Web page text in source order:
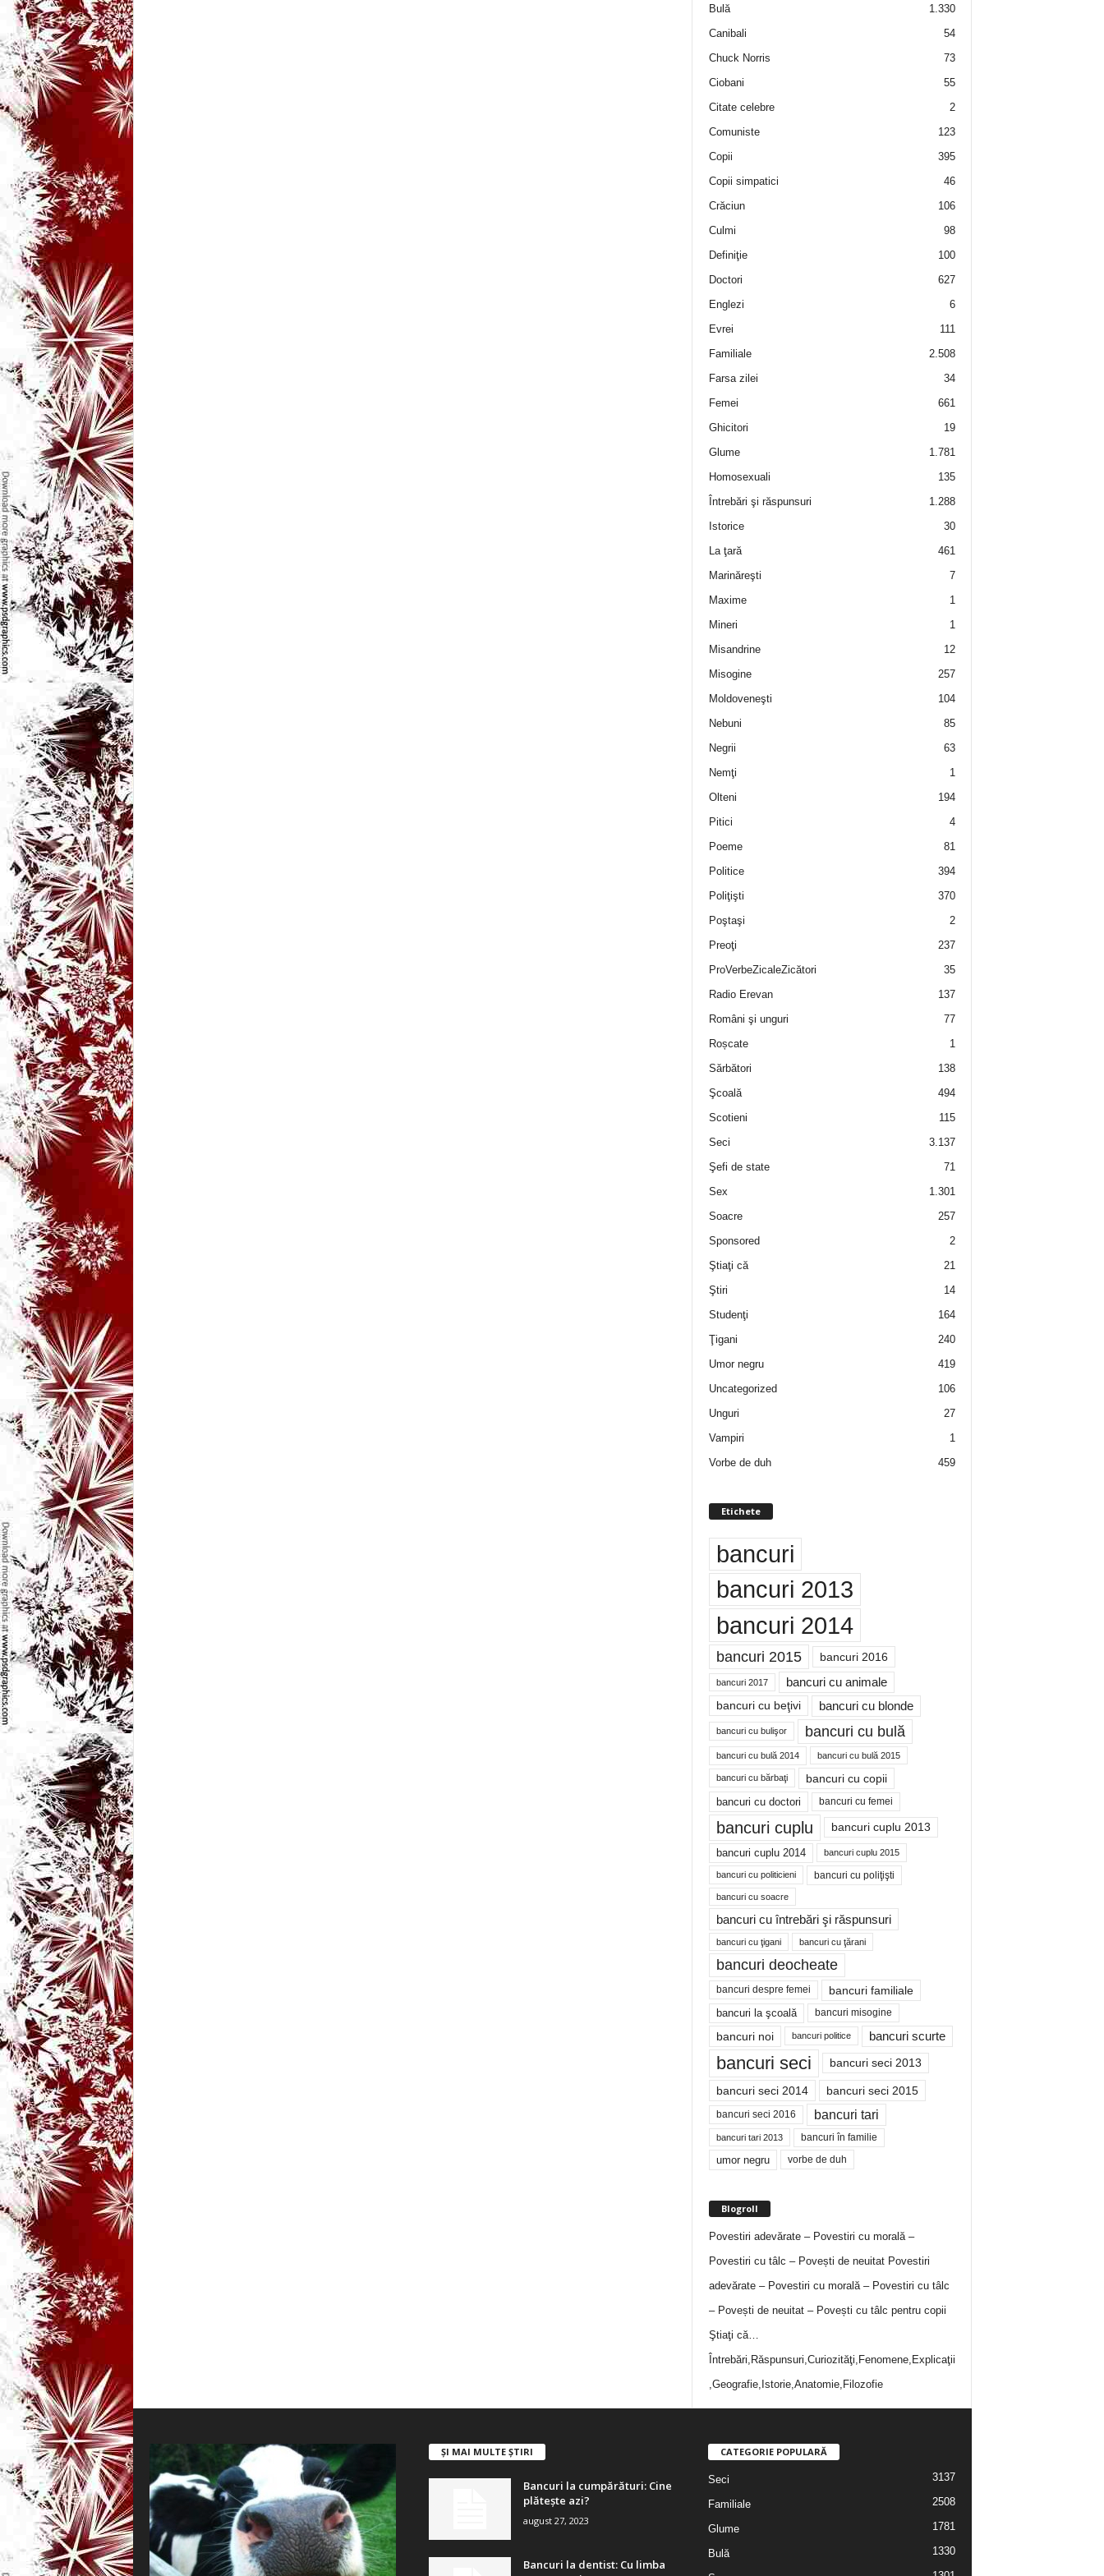
Bulă
1.330
Canibali
54
Chuck Norris
73
Ciobani
55
Citate celebre
2
Comuniste
123
Copii
395
Copii simpatici
46
Crăciun
106
Culmi
98
Definiţie
100
Doctori
627
Englezi
6
Evrei
111
Familiale
2.508
Farsa zilei
34
Femei
661
Ghicitori
19
Glume
1.781
Homosexuali
135
Întrebări şi răspunsuri
1.288
Istorice
30
La ţară
461
Marinăreşti
7
Maxime
1
Mineri
1
Misandrine
12
Misogine
257
Moldoveneşti
104
Nebuni
85
Negrii
63
Nemţi
1
Olteni
194
Pitici
4
Poeme
81
Politice
394
Poliţişti
370
Poştaşi
2
Preoţi
237
ProVerbeZicaleZicători
35
Radio Erevan
137
Români şi unguri
77
Roșcate
1
Sărbători
138
Şcoală
494
Scotieni
115
Seci
3.137
Şefi de state
71
Sex
1.301
Soacre
257
Sponsored
2
Ştiaţi că
21
Ştiri
14
Studenţi
164
Ţigani
240
Umor negru
419
Uncategorized
106
Unguri
27
Vampiri
1
Vorbe de duh
459
Etichete
bancuri
bancuri 2013
bancuri 2014
bancuri 2015 bancuri 2016
bancuri 2017 bancuri cu animale
bancuri cu beţivi bancuri cu blonde
bancuri cu bulişor bancuri cu bulă
bancuri cu bulă 2014 bancuri cu bulă 2015
bancuri cu bărbaţi bancuri cu copii
bancuri cu doctori bancuri cu femei
bancuri cuplu bancuri cuplu 2013
bancuri cuplu 2014 bancuri cuplu 2015
bancuri cu politicieni bancuri cu poliţişti
bancuri cu soacre
bancuri cu întrebări şi răspunsuri
bancuri cu ţigani bancuri cu ţărani
bancuri deocheate
bancuri despre femei bancuri familiale
bancuri la şcoală bancuri misogine
bancuri noi bancuri politice bancuri scurte
bancuri seci bancuri seci 2013
bancuri seci 2014 bancuri seci 2015
bancuri seci 2016 bancuri tari
bancuri tari 2013 bancuri în familie
umor negru vorbe de duh
Blogroll
Povestiri adevărate – Povestiri cu morală –
Povestiri cu tâlc – Povești de neuitatPovestiri
adevărate – Povestiri cu morală – Povestiri cu tâlc
– Povești de neuitat – Povești cu tâlc pentru copii
Ştiaţi că…
Întrebări,Răspunsuri,Curiozităţi,Fenomene,Explicaţii
,Geografie,Istorie,Anatomie,Filozofie
ȘI MAI MULTE ȘTIRI
Bancuri la cumpărături: Cine
plătește azi?
august 27, 2023
Bancuri la dentist: Cu limba
CATEGORIE POPULARĂ
Seci 3137
Familiale 2508
Glume 1781
Bulă 1330